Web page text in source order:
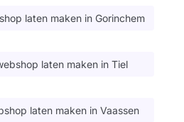
laten maken in Gorinchem
laten maken in Tiel
laten maken in Vaassen